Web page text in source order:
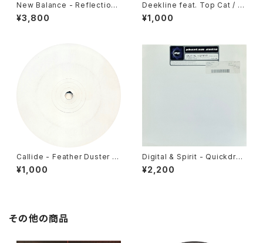
New Balance - Reflections
/ Secret Portraits [Looking
Good / 1997]
¥3,800
Deekline feat. Top Cat / Ni
ck Thayer - Outta Space V
IP / Back Off The Wall [Hot
¥1,000
Callide - Feather Duster /
Mooshoo [Deadly Records
/ 2006]
¥1,000
Digital & Spirit - Quickdra
w / Three In One [Phantom
Audio / 2001]
¥2,200
その他の商品